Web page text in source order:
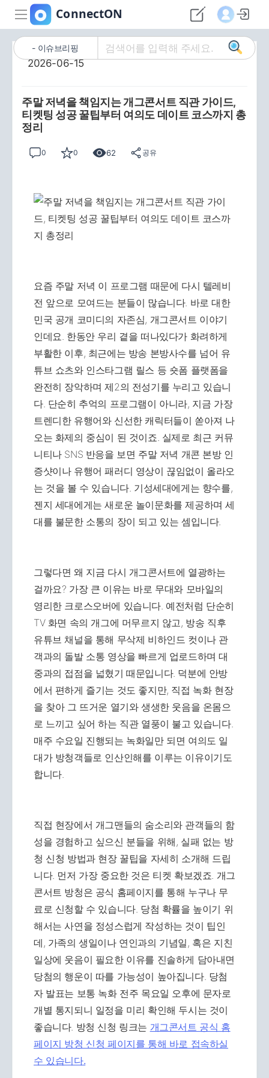
이슈브리핑
2026-06-15
주말 저녁을 책임지는 개그콘서트 직관 가이드,
티켓팅 성공 꿀팁부터 여의도 데이트 코스까지 총
정리
0 0 62 공유
요즘 주말 저녁 이 프로그램 때문에 다시 텔레비
전 앞으로 모여드는 분들이 많습니다. 바로 대한
민국 공개 코미디의 자존심, 개그콘서트 이야기
인데요. 한동안 우리 곁을 떠나있다가 화려하게
부활한 이후, 최근에는 방송 본방사수를 넘어 유
튜브 쇼츠와 인스타그램 릴스 등 숏폼 플랫폼을
완전히 장악하며 제2의 전성기를 누리고 있습니
다. 단순히 추억의 프로그램이 아니라, 지금 가장
트렌디한 유행어와 신선한 캐릭터들이 쏟아져 나
오는 화제의 중심이 된 것이죠. 실제로 최근 커뮤
니티나 SNS 반응을 보면 주말 저녁 개콘 본방 인
증샷이나 유행어 패러디 영상이 끊임없이 올라오
는 것을 볼 수 있습니다. 기성세대에게는 향수를,
젠지 세대에게는 새로운 놀이문화를 제공하며 세
대를 불문한 소통의 장이 되고 있는 셈입니다.
그렇다면 왜 지금 다시 개그콘서트에 열광하는
걸까요? 가장 큰 이유는 바로 무대와 모바일의
영리한 크로스오버에 있습니다. 예전처럼 단순히
TV 화면 속의 개그에 머무르지 않고, 방송 직후
유튜브 채널을 통해 무삭제 비하인드 컷이나 관
객과의 돌발 소통 영상을 빠르게 업로드하며 대
중과의 접점을 넓혔기 때문입니다. 덕분에 안방
에서 편하게 즐기는 것도 좋지만, 직접 녹화 현장
을 찾아 그 뜨거운 열기와 생생한 웃음을 온몸으
로 느끼고 싶어 하는 직관 열풍이 불고 있습니다.
매주 수요일 진행되는 녹화일만 되면 여의도 일
대가 방청객들로 인산인해를 이루는 이유이기도
합니다.
직접 현장에서 개그맨들의 숨소리와 관객들의 함
성을 경험하고 싶으신 분들을 위해, 실패 없는 방
청 신청 방법과 현장 꿀팁을 자세히 소개해 드립
니다. 먼저 가장 중요한 것은 티켓 확보겠죠. 개그
콘서트 방청은 공식 홈페이지를 통해 누구나 무
료로 신청할 수 있습니다. 당첨 확률을 높이기 위
해서는 사연을 정성스럽게 작성하는 것이 팁인
데, 가족의 생일이나 연인과의 기념일, 혹은 지친
일상에 웃음이 필요한 이유를 진솔하게 담아내면
당첨의 행운이 따를 가능성이 높아집니다. 당첨
자 발표는 보통 녹화 전주 목요일 오후에 문자로
개별 통지되니 일정을 미리 확인해 두시는 것이
좋습니다. 방청 신청 링크는 개그콘서트 공식 홈
페이지 방청 신청 페이지를 통해 바로 접속하실
수 있습니다.